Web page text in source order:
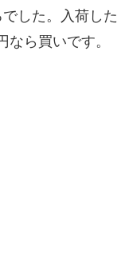
した。入荷した
ら買いです。